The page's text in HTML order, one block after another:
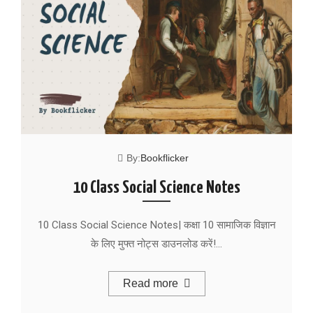
By:Bookflicker
10 Class Social Science Notes
10 Class Social Science Notes| कक्षा 10 सामाजिक विज्ञान
के लिए मुफ्त नोट्स डाउनलोड करें!…
Read more